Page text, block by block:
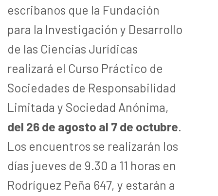
escribanos que la Fundación
para la Investigación y Desarrollo
de las Ciencias Jurídicas
realizará el Curso Práctico de
Sociedades de Responsabilidad
Limitada y Sociedad Anónima,
del 26 de agosto al 7 de octubre.
Los encuentros se realizarán los
días jueves de 9.30 a 11 horas en
Rodríguez Peña 647, y estarán a